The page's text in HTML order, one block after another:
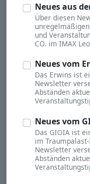
Neues aus
Über diesen
und
CO. im IMAX
Neues vom
Das Erwins ist
Newsletter
Abständen
Neues vom
Das GIOIA ist
im
Newsletter
Abständen